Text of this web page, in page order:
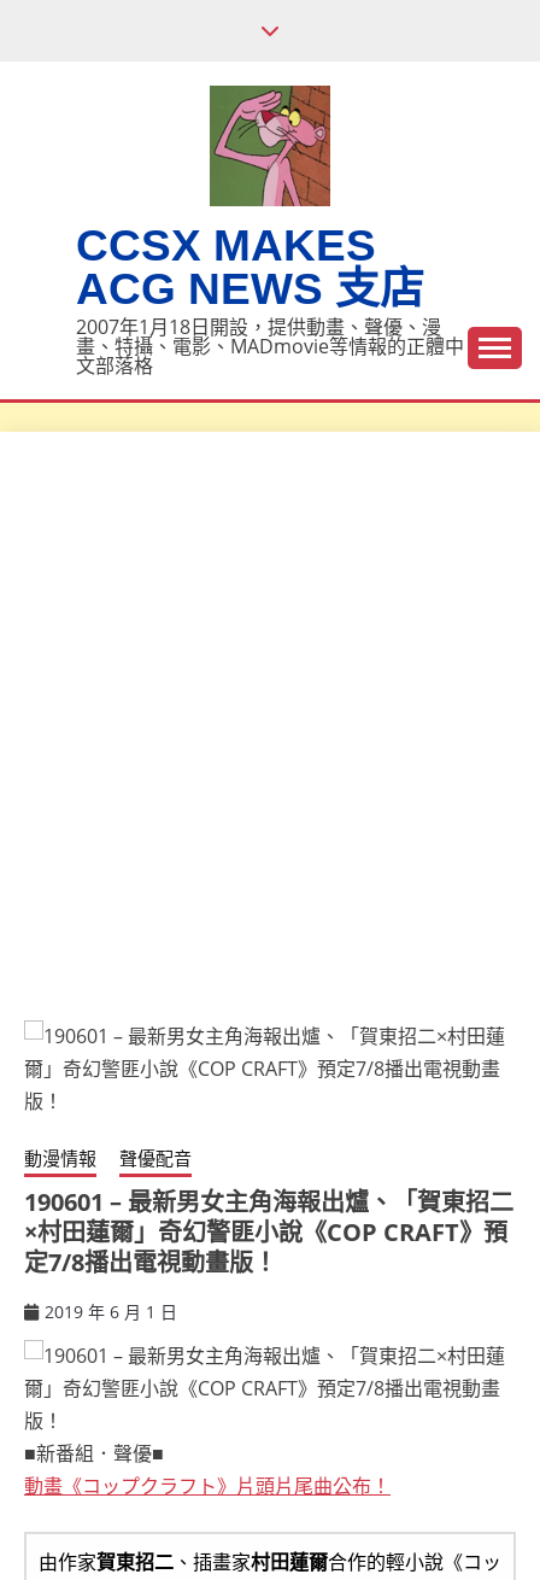
CCSX MAKES
ACG NEWS 支店
2007年1月18日開設，提供動畫、聲優、漫
畫、特攝、電影、MADmovie等情報的正體中
文部落格
動漫情報 聲優配音
190601 – 最新男女主角海報出爐、「賀東招二
×村田蓮爾」奇幻警匪小說《COP CRAFT》預
定7/8播出電視動畫版！
2019 年 6 月 1 日
■新番組．聲優■
動畫《コップクラフト》片頭片尾曲公布！
由作家賀東招二 、插畫家村田蓮爾合作的輕小說《コッ